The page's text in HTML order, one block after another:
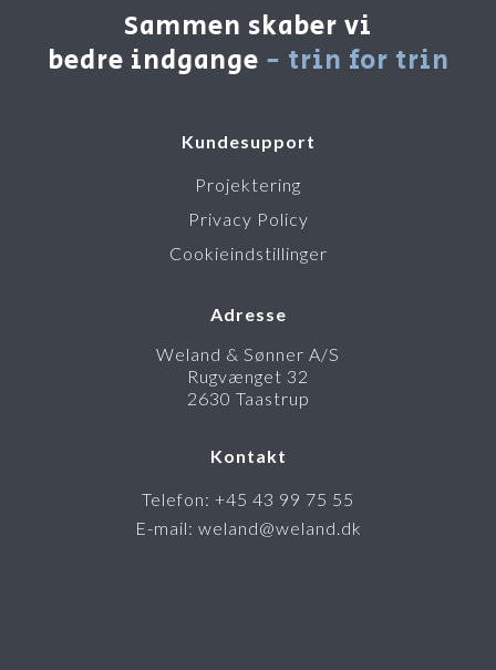
Sammen skaber vi
bedre indgange - trin for trin
Kundesupport
Projektering
Privacy Policy
Cookieindstillinger
Adresse
Weland & Sønner A/S
Rugvænget 32
2630 Taastrup
Kontakt
Telefon: +45 43 99 75 55
E-mail: weland@weland.dk